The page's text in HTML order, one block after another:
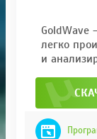
GoldWave
легко
и